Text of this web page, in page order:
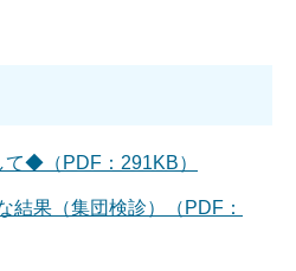
◆（PDF：291KB）
結果（集団検診）（PDF：